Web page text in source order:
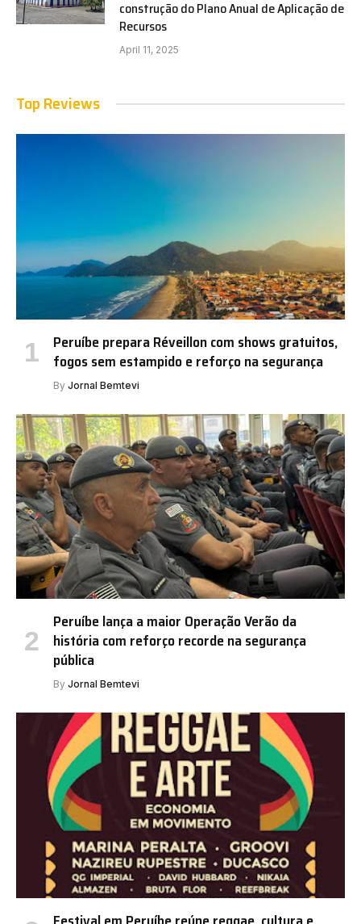
construção do Plano Anual de Aplicação de
Recursos
April 11, 2025
Top Reviews
Peruíbe prepara Réveillon com shows gratuitos,
fogos sem estampido e reforço na segurança
By Jornal Bemtevi
Peruíbe lança a maior Operação Verão da
história com reforço recorde na segurança
pública
By Jornal Bemtevi